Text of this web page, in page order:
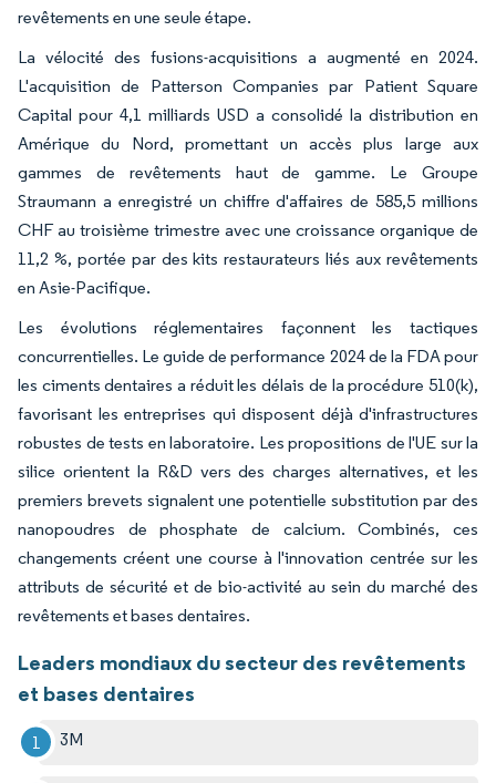
revêtements en une seule étape.
La vélocité des fusions-acquisitions a augmenté en 2024.
L'acquisition de Patterson Companies par Patient Square
Capital pour 4,1 milliards USD a consolidé la distribution en
Amérique du Nord, promettant un accès plus large aux
gammes de revêtements haut de gamme. Le Groupe
Straumann a enregistré un chiffre d'affaires de 585,5 millions
CHF au troisième trimestre avec une croissance organique de
11,2 %, portée par des kits restaurateurs liés aux revêtements
en Asie-Pacifique.
Les évolutions réglementaires façonnent les tactiques
concurrentielles. Le guide de performance 2024 de la FDA pour
les ciments dentaires a réduit les délais de la procédure 510(k),
favorisant les entreprises qui disposent déjà d'infrastructures
robustes de tests en laboratoire. Les propositions de l'UE sur la
silice orientent la R&D vers des charges alternatives, et les
premiers brevets signalent une potentielle substitution par des
nanopoudres de phosphate de calcium. Combinés, ces
changements créent une course à l'innovation centrée sur les
attributs de sécurité et de bio-activité au sein du marché des
revêtements et bases dentaires.
Leaders mondiaux du secteur des revêtements
et bases dentaires
3M